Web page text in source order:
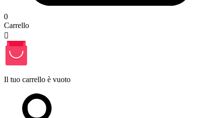
0
Carrello

Il tuo carrello è vuoto